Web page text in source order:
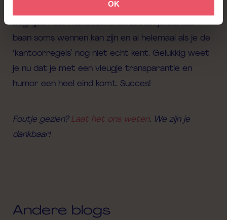
OK
lies met voorzichtigheid. We
begrijpen dat manoeuvreren binnen je eerste
baan soms wennen kan zijn en al helemaal als je de
‘kantoorregels’ nog niet echt kent. Gelukkig weet
je nu dat je met een vleugje transparantie en
humor een heel eind komt. Succes!
Foutje gezien? Laat het ons weten. We zijn je
dankbaar!
Andere blogs